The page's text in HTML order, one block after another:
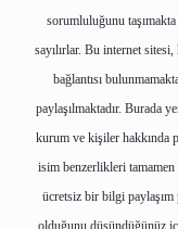
sorumluluğunu
sayılırlar. Bu internet
bağlantısı
paylaşılmaktadır. Burada
kurum ve kişiler hakkında
isim benzerlikleri tamamen
ücretsiz bir bilgi paylaşım
olduğunu düşündüğünüz